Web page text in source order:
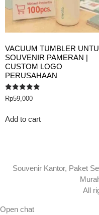
VACUUM TUMBLER
SOUVENIR PAMERAN |
CUSTOM LOGO
PERUSAHAAN
Rated
5.00
Rp59,000
Add to cart
Souvenir Kantor, Paket
All
Open chat